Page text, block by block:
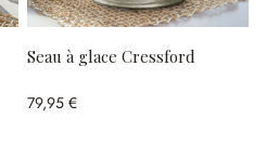
Seau à glace Cressford
79,95 €